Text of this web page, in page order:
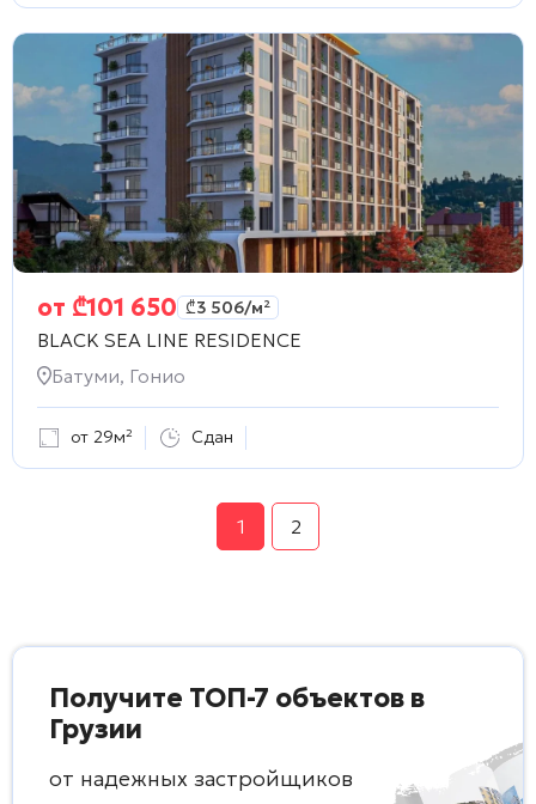
от ₾101 650 ₾3 506/м²
BLACK SEA LINE RESIDENCE
Батуми, Гонио
от 29м² Сдан
1 2
Получите ТОП-7 объектов в
Грузии
от надежных застройщиков